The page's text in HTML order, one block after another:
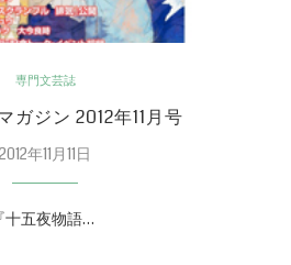
専門文芸誌
ガジン 2012年11月号
2012年11月11日
五夜物語…